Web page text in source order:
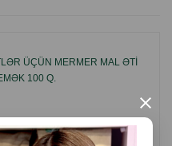
×
ÜÇÜN MERMER MAL ƏTI
100 Q.